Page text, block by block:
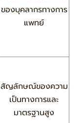
ของบุคลากรทางการ
แพทย์
สัญลักษณ์ของความ
เป็นทางการและ
มาตรฐานสูง